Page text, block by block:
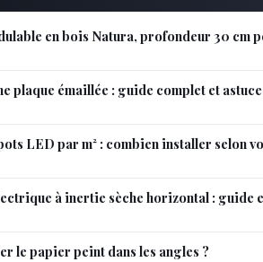
en bois Natura, profondeur 30 cm
plaque émaillée : guide complet et
LED par m² : combien installer selon
à inertie sèche horizontal : guide
le papier peint dans les angles ?